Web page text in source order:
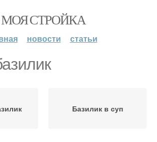
МОЯ СТРОЙКА
новости статьи
Базилик в суп